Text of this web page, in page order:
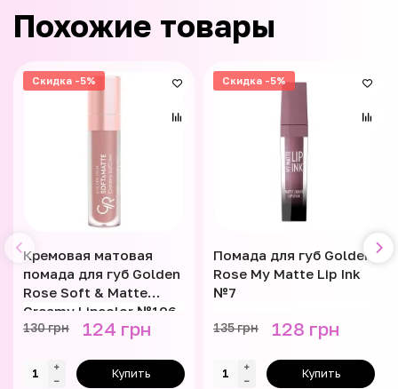
Похожие товары
Скидка -5%
Кремовая матовая
помада для губ Golden
Rose Soft & Matte
Creamy Lipcolor №106
130 грн 124 грн
Купить
Скидка -5%
Помада для губ Golden
Rose My Matte Lip Ink
№7
135 грн 128 грн
Купить